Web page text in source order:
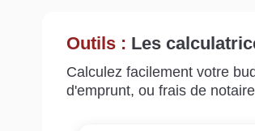
Outils : Les
Calculez facilement votre
d'emprunt, ou frais de